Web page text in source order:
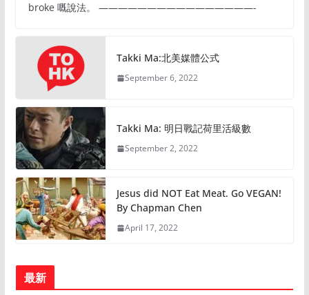
broke 嘅說法。 ————————————————-
Takki Ma:北美媒體公式
September 6, 2022
Takki Ma: 明日戰記荷里活級數
September 2, 2022
Jesus did NOT Eat Meat. Go VEGAN!
By Chapman Chen
April 17, 2022
最新